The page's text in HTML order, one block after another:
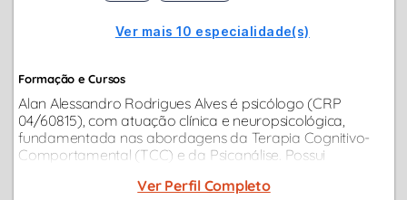
Ver mais 10 especialidade(s)
Formação e Cursos
Alan Alessandro Rodrigues Alves é psicólogo (CRP
04/60815), com atuação clínica e neuropsicológica,
fundamentada nas abordagens da Terapia Cognitivo-
Comportamental (TCC) e da Psicanálise. Possui
adultos e idosos, com escuta qualificada...
Ver Perfil Completo